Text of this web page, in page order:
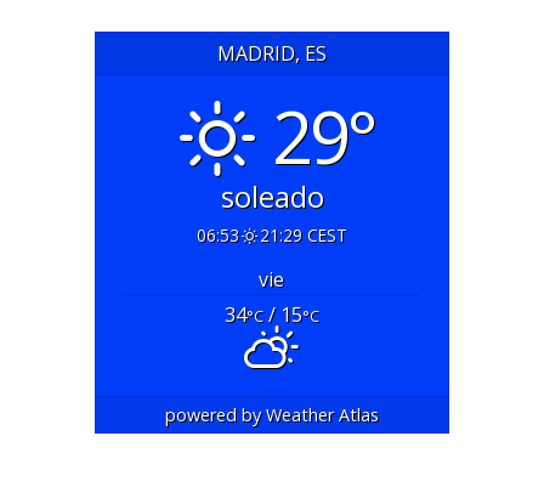
MADRID, ES
29°
soleado
06:53 21:29 CEST
vie
34°C/ 15°C
powered byWeather Atlas